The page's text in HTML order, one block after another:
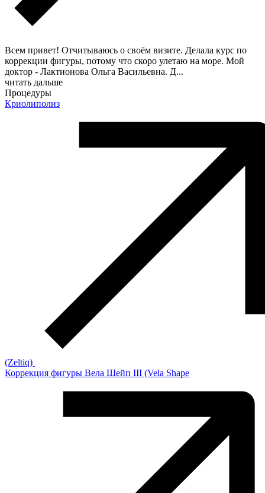
Всем привет! Отчитываюсь о своём визите. Делала курс по
коррекции фигуры, потому что скоро улетаю на море. Мой
доктор - Лактионова Ольга Васильевна. Д...
читать дальше
Процедуры
Криолиполиз
(Zeltiq)
Коррекция фигуры Вела Шейп III (Vela Shape